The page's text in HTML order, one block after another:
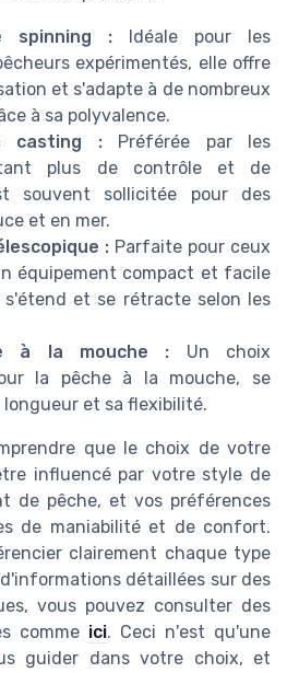
spinning : Idéale pour les
expérimentés, elle offre
et s'adapte à de nombreux
à sa polyvalence.
casting :Préférée par les
plus de contrôle et de
souvent sollicitée pour des
et en mer.
: Parfaite pour ceux
équipement compact et facile
s'étend et se rétracte selon les
à la mouche : Un choix
la pêche à la mouche, se
et sa flexibilité.
que le choix de votre
influencé par votre style de
de pêche, et vos préférences
de maniabilité et de confort.
clairement chaque type
détaillées sur des
vous pouvez consulter des
comme ici. Ceci n'est qu'une
guider dans votre choix, et